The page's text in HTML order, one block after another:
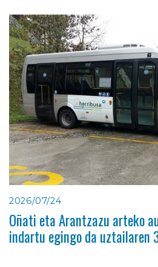
2026/07/24
Oñati eta Arantzazu arteko
indartu egingo da uztailaren